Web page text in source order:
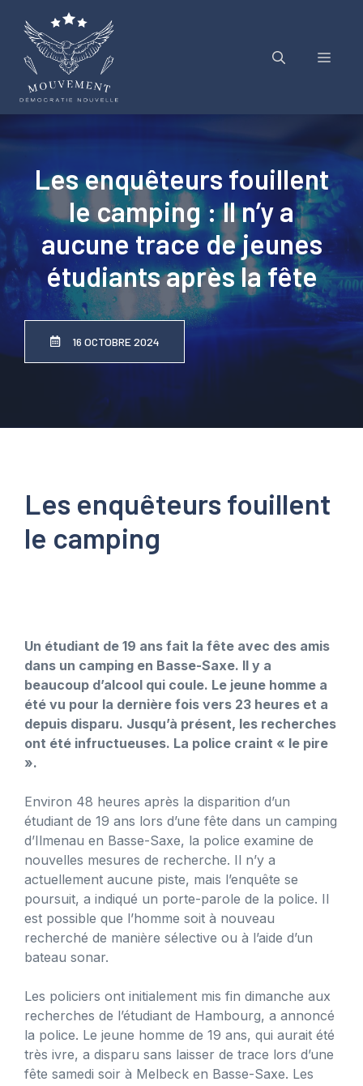
contenu
Menu
Les enquêteurs fouillent
le camping : Il n’y a
aucune trace de jeunes
étudiants après la fête
16 OCTOBRE 2024
Les enquêteurs fouillent
le camping
Un étudiant de 19 ans fait la fête avec des amis
dans un camping en Basse-Saxe. Il y a
beaucoup d’alcool qui coule. Le jeune homme a
été vu pour la dernière fois vers 23 heures et a
depuis disparu. Jusqu’à présent, les recherches
ont été infructueuses. La police craint « le pire
».
Environ 48 heures après la disparition d’un
étudiant de 19 ans lors d’une fête dans un camping
d’Ilmenau en Basse-Saxe, la police examine de
nouvelles mesures de recherche. Il n’y a
actuellement aucune piste, mais l’enquête se
poursuit, a indiqué un porte-parole de la police. Il
est possible que l’homme soit à nouveau
recherché de manière sélective ou à l’aide d’un
bateau sonar.
Les policiers ont initialement mis fin dimanche aux
recherches de l’étudiant de Hambourg, a annoncé
la police. Le jeune homme de 19 ans, qui aurait été
très ivre, a disparu sans laisser de trace lors d’une
fête samedi soir à Melbeck en Basse-Saxe. Les